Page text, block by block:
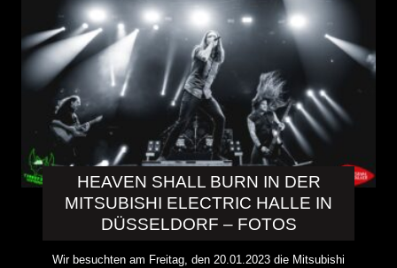
HEAVEN SHALL BURN IN DER
MITSUBISHI ELECTRIC HALLE IN
DÜSSELDORF – FOTOS
Wir besuchten am Freitag, den 20.01.2023 die Mitsubishi